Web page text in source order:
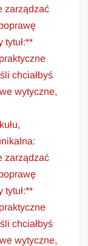
zarządzać
chciałbyś
wytyczne,
zarządzać
chciałbyś
wytyczne,